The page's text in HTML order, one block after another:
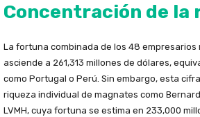
Concentración de la
La fortuna combinada de los 48 empresarios
asciende a 261,313 millones de dólares,
como Portugal o Perú. Sin embargo, esta
riqueza individual de magnates como
LVMH, cuya fortuna se estima en 233,000